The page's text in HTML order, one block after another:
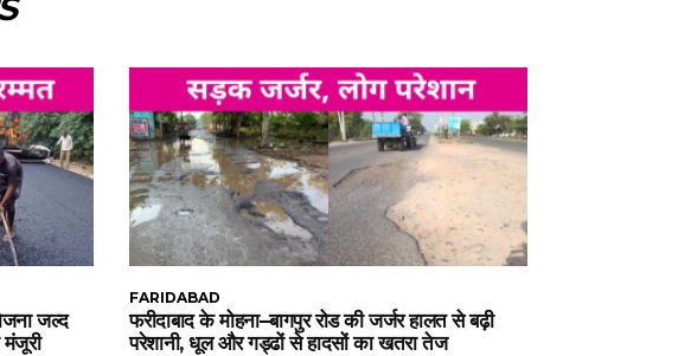
जल्द
FARIDABAD
फरीदाबाद के मोहना–बागपुर रोड की जर्जर हालत से बढ़ी
परेशानी, धूल और गड्ढों से हादसों का खतरा तेज